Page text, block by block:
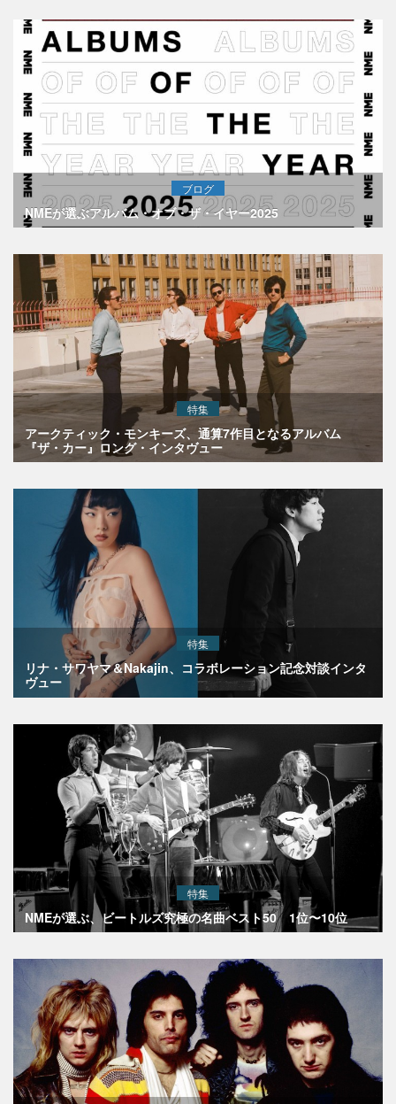
ブログ
NMEが選ぶアルバム・オブ・ザ・イヤー2025
特集
アークティック・モンキーズ、通算7作目となるアルバム
『ザ・カー』ロング・インタヴュー
特集
リナ・サワヤマ＆Nakajin、コラボレーション記念対談インタ
ヴュー
特集
NMEが選ぶ、ビートルズ究極の名曲ベスト50 1位〜10位